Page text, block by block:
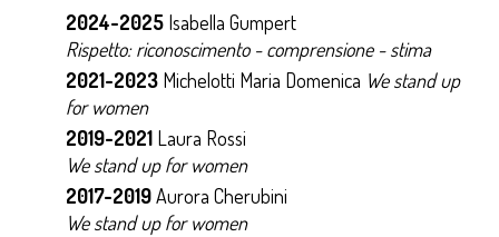
2024-2025 Isabella Gumpert
Rispetto: riconoscimento - comprensione - stima
2021-2023 Michelotti Maria Domenica We stand up
for women
2019-2021 Laura Rossi
We stand up for women
2017-2019Aurora Cherubini
We stand up for women